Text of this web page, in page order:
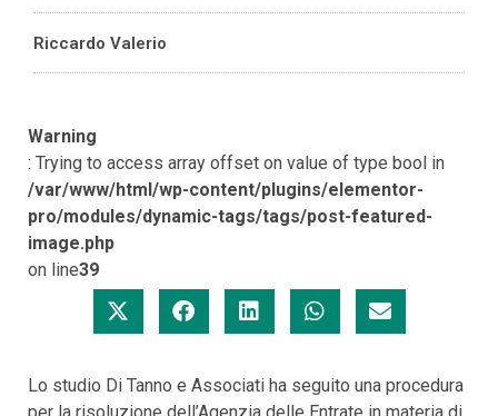
Riccardo Valerio
Warning
: Trying to access array offset on value of type bool in
/var/www/html/wp-content/plugins/elementor-
pro/modules/dynamic-tags/tags/post-featured-
image.php
on line39
Lo studio Di Tanno e Associati ha seguito una procedura